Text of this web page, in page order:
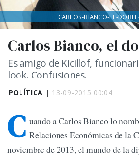
POLÍTICA | 13-09-2015 00:04
Carlos Bianco, el
Es amigo de Kicillof,
look. Confusiones.
CARLOS-BIANCO-EL-
C uando a Carlos Bianco lo
Relaciones Económicas de la
noviembre de 2013, el mundo de la